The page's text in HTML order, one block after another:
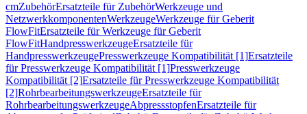
cmZubehörErsatzteile für ZubehörWerkzeuge und
NetzwerkkomponentenWerkzeugeWerkzeuge für Geberit
FlowFitErsatzteile für Werkzeuge für Geberit
FlowFitHandpresswerkzeugeErsatzteile für
HandpresswerkzeugePresswerkzeuge Kompatibilität [1]Ersatzteile
für Presswerkzeuge Kompatibilität [1]Presswerkzeuge
Kompatibilität [2]Ersatzteile für Presswerkzeuge Kompatibilität
[2]RohrbearbeitungswerkzeugeErsatzteile für
RohrbearbeitungswerkzeugeAbpressstopfenErsatzteile für